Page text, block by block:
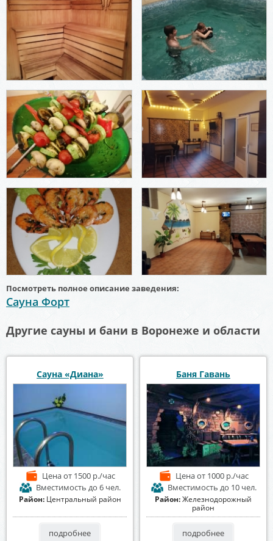
Посмотреть полное описание заведения:
Сауна Форт
Другие сауны и бани в Воронеже и области
Сауна «Диана»
Ценаот 1500 р./час
Вместимость до 6 чел.
Район: Центральный район
подробнее
Баня Гавань
Ценаот 1000 р./час
Вместимость до 10 чел.
Район:Железнодорожный
район
подробнее